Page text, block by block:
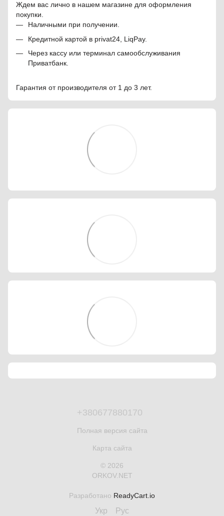
Ждем вас лично в нашем магазине для оформления
покупки.
Наличными при получении.
Кредитной картой в privat24, LiqPay.
Через кассу или терминал самообслуживания
Приватбанк.
Гарантия от производителя от 1 до 3 лет.
+380677880170
Полная версия сайта
Карта сайта
© 2026
ORKOV.NET
Разработано ReadyCart.io
Укр Рус